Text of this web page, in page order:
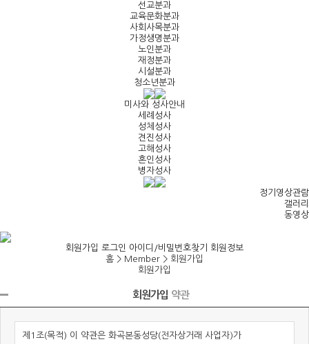
선교분과
교육문화분과
사회사목분과
가정생명분과
노인분과
재정분과
시설분과
청소년분과
미사와 성사안내
세례성사
성체성사
견진성사
고해성사
혼인성사
병자성사
정기영상관람
갤러리
동영상
회원가입 로그인 아이디/비밀번호찾기
회원정보
홈 > Member > 회원가입
회원가입
회원가입 약관